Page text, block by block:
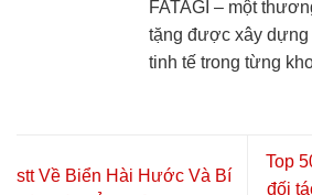
FATAGI – một
tặng được xây dựng
tinh tế trong từng
stt Về Biển Hài Hước Và Bí
Top
đối